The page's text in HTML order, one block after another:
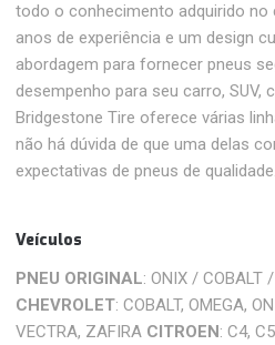
todo o conhecimento adquirido no
anos de experiência e um design
abordagem para fornecer pneus
desempenho para seu carro, SUV,
Bridgestone Tire oferece várias
não há dúvida de que uma delas
expectativas de pneus de qualidade.
Veículos
PNEU ORIGINAL: ONIX / COBALT
CHEVROLET: COBALT, OMEGA,
VECTRA, ZAFIRA CITROEN: C4, C5